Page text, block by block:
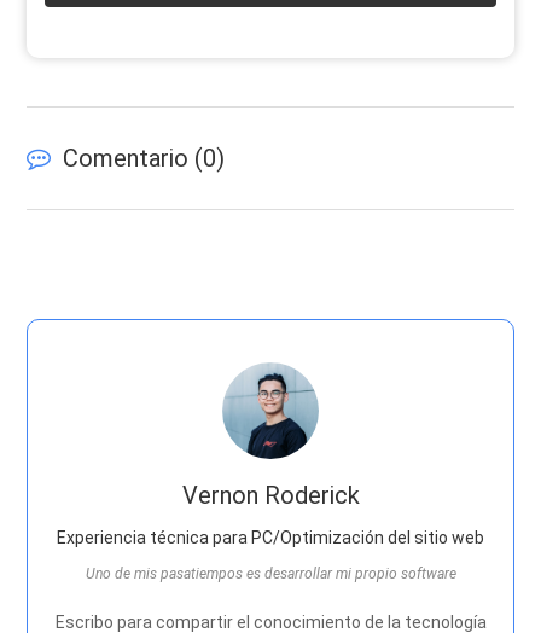
Comentario (0)
Vernon Roderick
Experiencia técnica para PC/Optimización del sitio web
Uno de mis pasatiempos es desarrollar mi propio software
Escribo para compartir el conocimiento de la tecnología